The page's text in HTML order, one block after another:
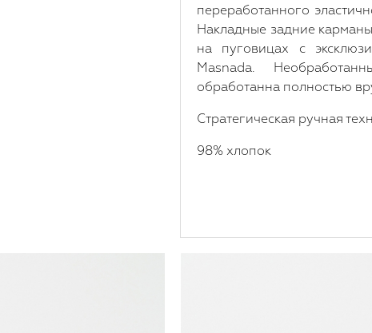
переработанного
Накладные задние
на пуговицах с
Masnada.
обработанна полностью
Стратегическая ручная
98% хлопок